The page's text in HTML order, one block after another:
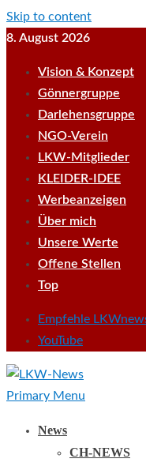
Skip to content
8. August 2026
Vision & Konzept
Gönnergruppe
Darlehensgruppe
NGO-Verein
LKW-Mitglieder
KLEIDER-IDEE
Werbeanzeigen
Über mich
Unsere Werte
Offene Stellen
Top
Empfehle
YouTube
Primary Menu
News
CH-NEWS